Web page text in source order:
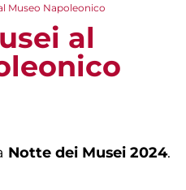
Museo Napoleonico
al
Notte dei Musei 2024.